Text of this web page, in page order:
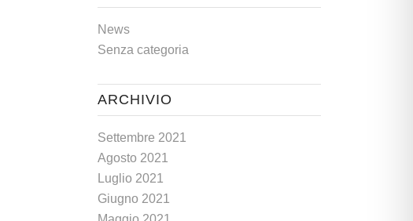
News
Senza categoria
ARCHIVIO
Settembre 2021
Agosto 2021
Luglio 2021
Giugno 2021